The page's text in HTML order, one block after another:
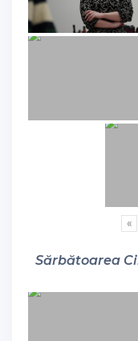
«
Sărbătoarea